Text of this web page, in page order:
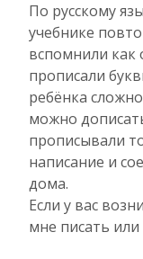
По русскому
учебнике
вспомнили как
прописали
ребёнка
можно
прописывали
написание и
дома.
Если у вас
мне писать или